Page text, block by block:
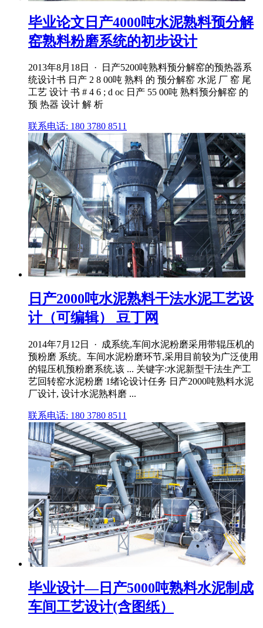
毕业论文日产4000吨水泥熟料预分解
窑熟料粉磨系统的初步设计
2013年8月18日 · 日产5200吨熟料预分解窑的预热器系
统设计书 日产 2 8 00吨 熟料 的 预分解窑 水泥 厂 窑 尾
工艺 设计 书 # 4 6 ; d oc 日产 55 00吨 熟料预分解窑 的
预 热器 设计 解 析
联系电话: 180 3780 8511
日产2000吨水泥熟料干法水泥工艺设
计（可编辑） 豆丁网
2014年7月12日 · 成系统,车间水泥粉磨采用带辊压机的
预粉磨 系统。车间水泥粉磨环节,采用目前较为广泛使用
的辊压机预粉磨系统,该 ... 关键字:水泥新型干法生产工
艺回转窑水泥粉磨 1绪论设计任务 日产2000吨熟料水泥
厂设计, 设计水泥熟料磨 ...
联系电话: 180 3780 8511
毕业设计—日产5000吨熟料水泥制成
车间工艺设计(含图纸）